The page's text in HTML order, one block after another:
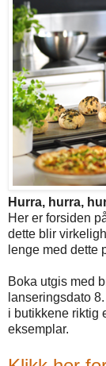
Hurra, hurra,
Her er forsiden
dette blir
lenge med dette
Boka utgis med
lanseringsdato
i butikkene riktig
eksemplar.